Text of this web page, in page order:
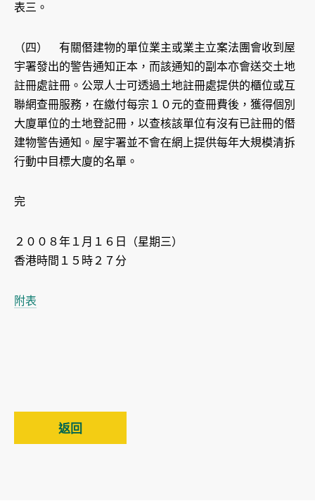
表三。
（四） 有關僭建物的單位業主或業主立案法團會收到屋
宇署發出的警告通知正本，而該通知的副本亦會送交土地
註冊處註冊。公眾人士可透過土地註冊處提供的櫃位或互
聯網查冊服務，在繳付每宗１０元的查冊費後，獲得個別
大廈單位的土地登記冊，以查核該單位有沒有已註冊的僭
建物警告通知。屋宇署並不會在網上提供每年大規模清拆
行動中目標大廈的名單。
完
２００８年１月１６日（星期三）
香港時間１５時２７分
附表
返回